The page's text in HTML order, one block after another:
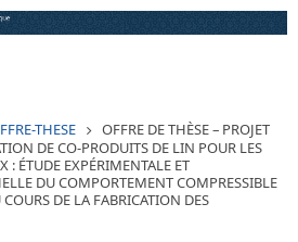
THESE
OFFRE DE THÈSE – PROJET
DE CO-PRODUITS DE LIN POUR LES
: ÉTUDE EXPÉRIMENTALE ET
DU COMPORTEMENT COMPRESSIBLE
DE LA FABRICATION DES